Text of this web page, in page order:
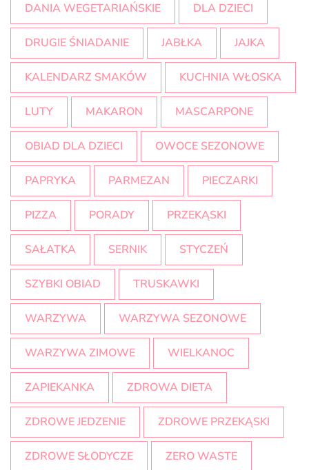
DANIA WEGETARIAŃSKIE DLA DZIECI
DRUGIE ŚNIADANIE JABŁKA JAJKA
KALENDARZ SMAKÓW KUCHNIA WŁOSKA
LUTY MAKARON MASCARPONE
OBIAD DLA DZIECI OWOCE SEZONOWE
PAPRYKA PARMEZAN PIECZARKI
PIZZA PORADY PRZEKĄSKI
SAŁATKA SERNIK STYCZEŃ
SZYBKI OBIAD TRUSKAWKI
WARZYWA WARZYWA SEZONOWE
WARZYWA ZIMOWE WIELKANOC
ZAPIEKANKA ZDROWA DIETA
ZDROWE JEDZENIE ZDROWE PRZEKĄSKI
ZDROWE SŁODYCZE ZERO WASTE